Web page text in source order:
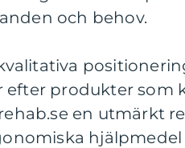
och behov.
efter produkter som
en utmärkt
hjälpmedel